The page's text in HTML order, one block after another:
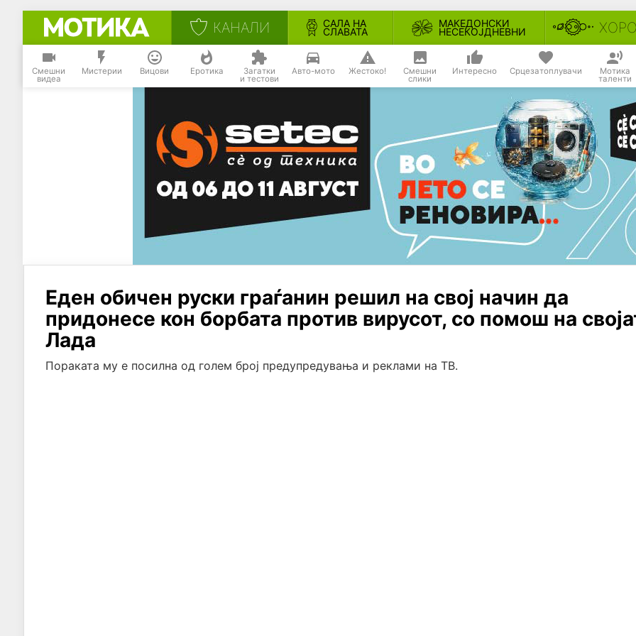
КАНАЛИ САЛА НА
СЛАВАТА
МАКЕДОНСКИ
НЕСЕКОЈДНЕВНИ
Смешни
видеа
Мистерии Вицови Еротика Загатки
и тестови
Авто-мото Жестоко! Смешни
слики
Интересно Срцезатоплувачи Мотика
таленти
Еден обичен руски граѓанин решил на свој начин да
придонесе кон борбата против вирусот, со помош на
Лада
Пораката му е посилна од голем број предупредувања и реклами на ТВ.